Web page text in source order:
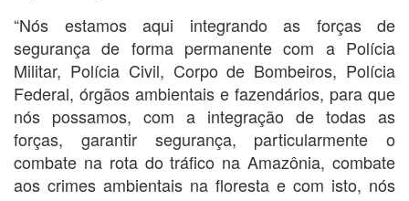
“Nós estamos aqui integrando as forças de
segurança de forma permanente com a Polícia
Militar, Polícia Civil, Corpo de Bombeiros, Polícia
Federal, órgãos ambientais e fazendários, para que
nós possamos, com a integração de todas as
forças, garantir segurança, particularmente o
combate na rota do tráfico na Amazônia, combate
aos crimes ambientais na floresta e com isto, nós